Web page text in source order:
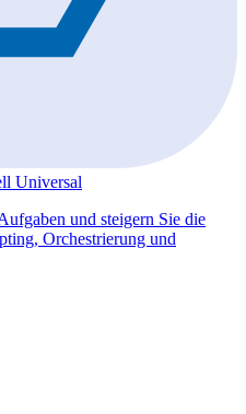
Universal
und steigern Sie die
Orchestrierung und